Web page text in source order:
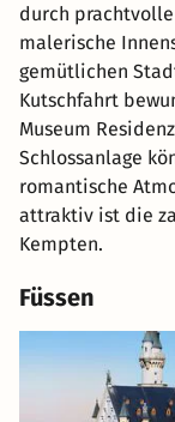
durch
malerische
gemütlichen
Kutschfahrt
Museum
Schlossanlage
romantische
attraktiv ist die
Kempten.
Füssen